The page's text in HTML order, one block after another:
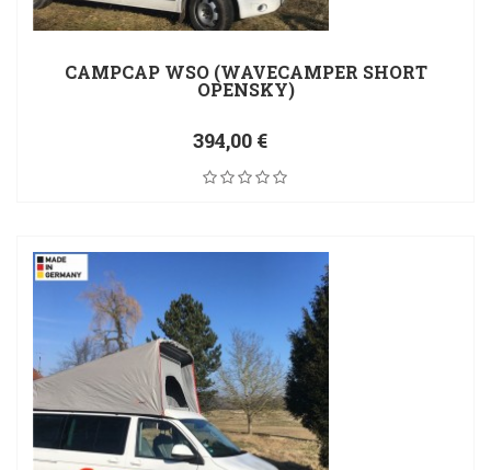
CAMPCAP WSO (WAVECAMPER SHORT
OPENSKY)
394,00 €